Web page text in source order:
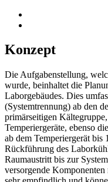
Konzept
Die Aufgabenstellung,
wurde, beinhaltet die
Laborgebäudes. Dies
(Systemtrennung) ab den
primärseitigen
Temperiergeräte, ebenso
ab dem Temperiergerät bis
Rückführung des
Raumaustritt bis zur
versorgende Komponenten